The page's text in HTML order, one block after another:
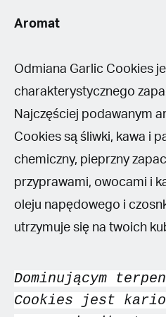
Aromat
Odmiana Garlic Cookies
charakterystycznego
Najczęściej podawanym
Cookies są śliwki, kawa i
chemiczny, pieprzny
przyprawami, owocami i
oleju napędowego i
utrzymuje się na twoich
Dominującym
Cookies jest